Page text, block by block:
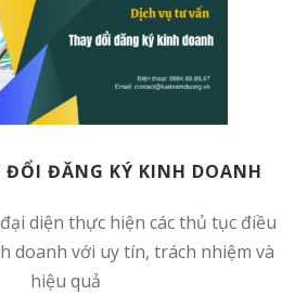
ĐĂNG KÝ KINH DOANH
diện thực hiện các thủ tục điều
doanh với uy tín, trách nhiệm và
hiệu quả